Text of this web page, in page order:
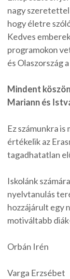
nagy
hogy életre
Kedves
programokon
és Olaszország
Mindent
Mariann és
Ez számunkra
értékelik az
tagadhatatlan
Iskolánk
nyelvtanulás
hozzájárult egy
motiváltabb
Orbán Irén
Varga Erzsébet